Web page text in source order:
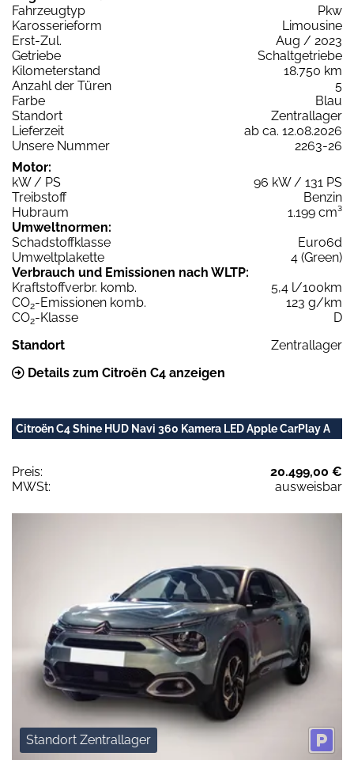
Fahrzeugtyp
Pkw
Karosserieform
Limousine
Erst-Zul.
Aug / 2023
Getriebe
Schaltgetriebe
Kilometerstand
18.750 km
Anzahl der Türen
5
Farbe
Blau
Standort
Zentrallager
Lieferzeit
ab ca. 12.08.2026
Unsere Nummer
2263-26
Motor:
kW / PS
96 kW / 131 PS
Treibstoff
Benzin
Hubraum
1.199 cm³
Umweltnormen:
Schadstoffklasse
Euro6d
Umweltplakette
4 (Green)
Verbrauch und Emissionen nach WLTP:
Kraftstoffverbr. komb.
5,4 l/100km
CO2-Emissionen komb.
123 g/km
CO2-Klasse
D
Standort
Zentrallager
Details zum Citroën C4 anzeigen
Citroën C4 Shine HUD Navi 360 Kamera LED Apple CarPlay A
Preis:
20.499,00 €
MWSt:
ausweisbar
Standort Zentrallager